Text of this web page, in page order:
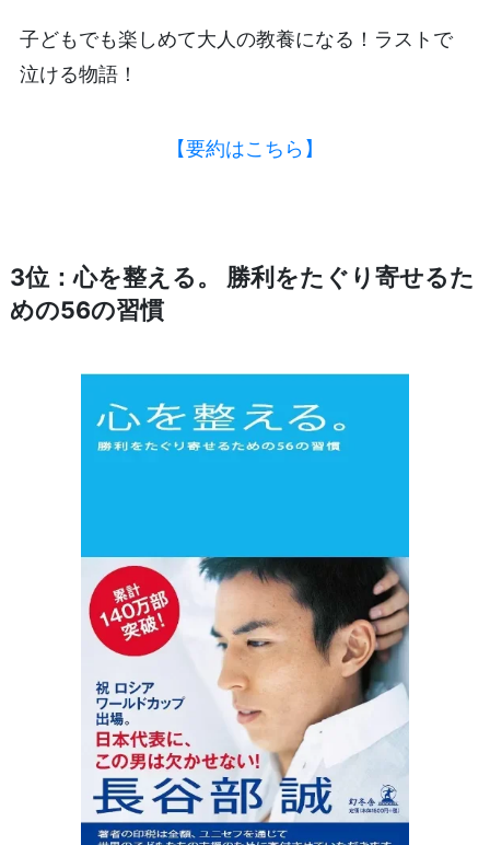
子どもでも楽しめて大人の教養になる！ラストで
泣ける物語！
【要約はこちら】
3位：心を整える。 勝利をたぐり寄せるた
めの56の習慣